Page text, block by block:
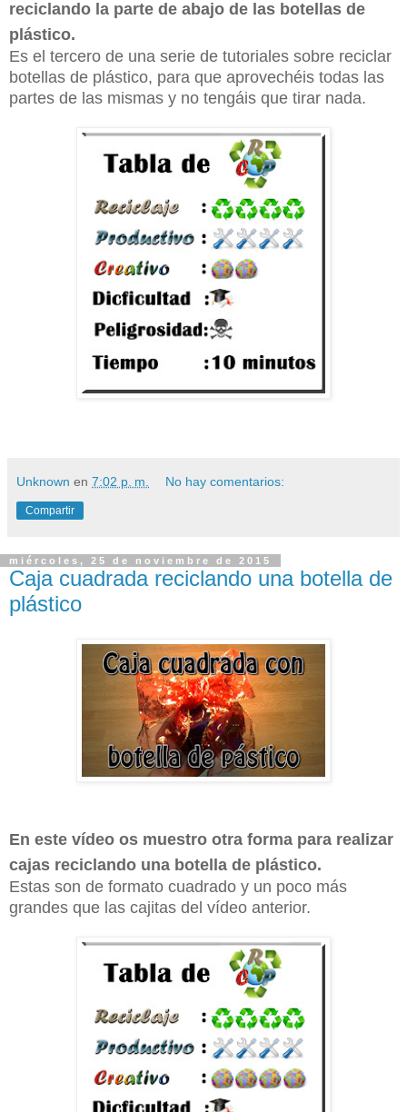
reciclando la parte de abajo de las botellas de
plástico.
Es el tercero de una serie de tutoriales sobre reciclar
botellas de plástico, para que aprovechéis todas las
partes de las mismas y no tengáis que tirar nada.
Unknown en 7:02 p. m. No hay comentarios:
Compartir
miércoles, 25 de noviembre de 2015
Caja cuadrada reciclando una botella de
plástico
En este vídeo os muestro otra forma para realizar
cajas reciclando una botella de plástico.
Estas son de formato cuadrado y un poco más
grandes que las cajitas del vídeo anterior.